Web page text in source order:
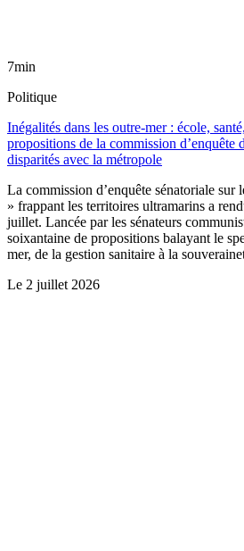
7min
Politique
Inégalités dans les outre-mer : école,
propositions de la commission d’enquête
disparités avec la métropole
La commission d’enquête sénatoriale sur
» frappant les territoires ultramarins a
juillet. Lancée par les sénateurs
soixantaine de propositions balayant le
mer, de la gestion sanitaire à la
Le 2 juillet 2026